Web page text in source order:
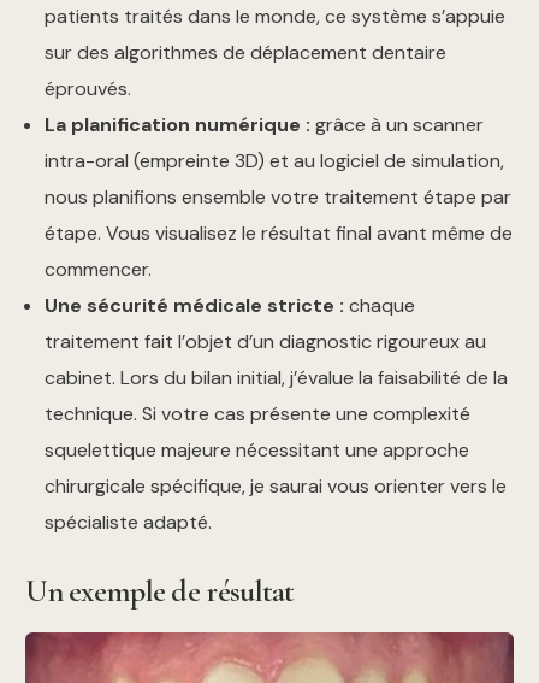
patients traités dans le monde, ce système s’appuie
sur des algorithmes de déplacement dentaire
éprouvés.
La planification numérique : grâce à un scanner
intra-oral (empreinte 3D) et au logiciel de simulation,
nous planifions ensemble votre traitement étape par
étape. Vous visualisez le résultat final avant même de
commencer.
Une sécurité médicale stricte : chaque
traitement fait l’objet d’un diagnostic rigoureux au
cabinet. Lors du bilan initial, j’évalue la faisabilité de la
technique. Si votre cas présente une complexité
squelettique majeure nécessitant une approche
chirurgicale spécifique, je saurai vous orienter vers le
spécialiste adapté.
Un exemple de résultat